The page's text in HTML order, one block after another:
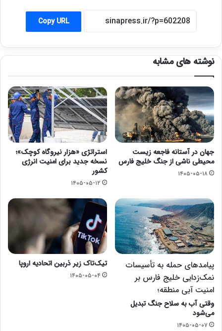
Copy URL
نوشته های مشابه
جهان در آستانه فاجعه زیست
محیطی ناشی از جنگ خلیج فارس
۱۴۰۵-۰۵-۱۸
استراتژی «هزار نیروگاه کوچک»؛
نسخه جدید برای امنیت انرژی
کشور
۱۴۰۵-۰۵-۱۲
پیامدهای حمله به تأسیسات
نمک‌زدایی خلیج فارس بر
امنیت آبی منطقه؛
وقتی آب به سلاح جنگ تبدیل
می‌شود
۱۴۰۵-۰۵-۰۷
تیک‌تاک زیر ذربین اتحادیه اروپا
۱۴۰۵-۰۵-۰۴